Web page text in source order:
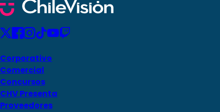
Corporativo
Comercial
Concursos
CHV Presenta
Proveedores